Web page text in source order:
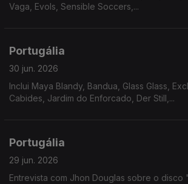
Vaga, Evols, Sensible Soccers,...
Portugália
30 jun. 2026
Inclui Maya Blandy, Bandua, Glass Glass,
Cabides, Jardim do Enforcado, Der Still,...
Portugália
29 jun. 2026
Entrevista com Jhon Douglas sobre o disco